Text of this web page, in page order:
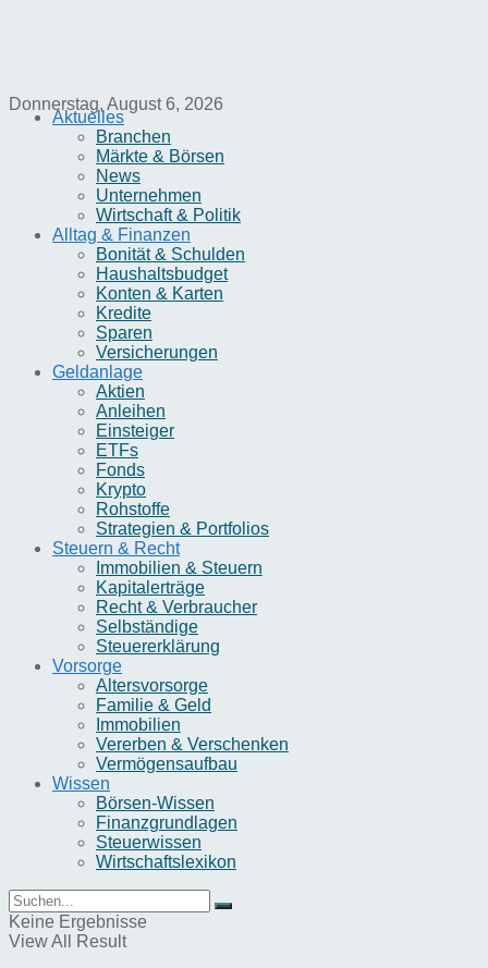
Donnerstag, August 6, 2026
Aktuelles
Branchen
Märkte & Börsen
News
Unternehmen
Wirtschaft & Politik
Alltag & Finanzen
Bonität & Schulden
Haushaltsbudget
Konten & Karten
Kredite
Sparen
Versicherungen
Geldanlage
Aktien
Anleihen
Einsteiger
ETFs
Fonds
Krypto
Rohstoffe
Strategien & Portfolios
Steuern & Recht
Immobilien & Steuern
Kapitalerträge
Recht & Verbraucher
Selbständige
Steuererklärung
Vorsorge
Altersvorsorge
Familie & Geld
Immobilien
Vererben & Verschenken
Vermögensaufbau
Wissen
Börsen-Wissen
Finanzgrundlagen
Steuerwissen
Wirtschaftslexikon
Keine Ergebnisse
View All Result